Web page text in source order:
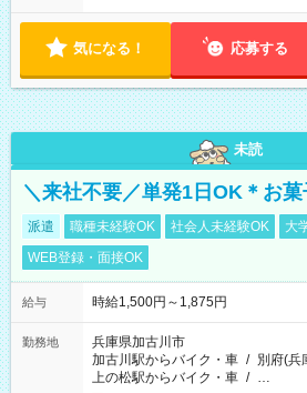
気になる！ 応募する
未読
＼来社不要／単発1日OK＊お
派遣 職種未経験OK 社会人未経験OK 大
WEB登録・面接OK
給与 時給1,500円～1,875円
勤務地
兵庫県加古川市
加古川駅からバイク・車 / 別府(兵
上の松駅からバイク・車 / …